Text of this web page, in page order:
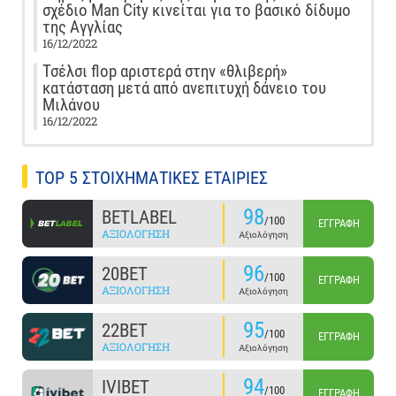
σχέδιο Man City κινείται για το βασικό δίδυμο
της Αγγλίας
16/12/2022
Τσέλσι flop αριστερά στην «θλιβερή»
κατάσταση μετά από ανεπιτυχή δάνειο του
Μιλάνου
16/12/2022
TOP 5 ΣΤΟΙΧΗΜΑΤΙΚΕΣ ΕΤΑΙΡΙΕΣ
BETLABEL
ΑΞΙΟΛΌΓΗΣΗ
98/100
Αξιολόγηση
ΕΓΓΡΑΦΉ
20BET
ΑΞΙΟΛΌΓΗΣΗ
96/100
Αξιολόγηση
ΕΓΓΡΑΦΉ
22BET
ΑΞΙΟΛΌΓΗΣΗ
95/100
Αξιολόγηση
ΕΓΓΡΑΦΉ
IVIBET 94/100 ΕΓΓΡΑΦΉ